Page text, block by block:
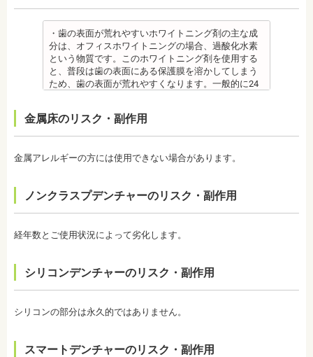
安定するまでの保定期間には個人差があるので、治
療後も歯科医師の指示を守ってください。
監修医情報 医療法人社団日坂会 理事長 日坂充宏
先生
【プロフィール】
日本大学歯学部卒業
歯学博士（口腔外科学）
溶液）を40人分一度に飲んだ場合に到達（厚生労働
省 フッ化物の急性中毒量 e-ヘルスネット）
また、フッ素を塗った場合でも、ブラッシング不足
や磨き残しがあれば虫歯はできてしまいます。フッ
素は虫歯ができにくくなるだけで、通常の歯ブラ
シ、歯間掃除などは必要です。
備考 フッ素を塗布して、歯をコーティングし虫歯に
することが可能です。特に、塗布する時期に制限が
監修医情報 菊地由利佳先生
新潟大学医歯学総合病院にて研修
・歯の表面が荒れやすいホワイトニング剤の主な成
分は、オフィスホワイトニングの場合、過酸化水素
という物質です。このホワイトニング剤を使用する
と、普段は歯の表面にある保護膜を溶かしてしまう
ため、歯の表面が荒れやすくなります。一般的に24
・ホワイトニング剤の影響で知覚過敏がおこるケー
スがあります。薬剤が歯の神経に強い刺激を与えて
ィスホワイトニングで使用する薬剤はホームホワイ
・歯科で行うホワイトニングでも1回の施術で思った
す。歯の厚みの違いやホワイトニングの作用が出に
に起こるということではなく、個人差が大きいた
続けていくことで目立たなくなることが多いです。
・白さを維持するためにはメンテナンスが必要にな
金属床のリスク・副作用
金属アレルギーの方には使用できない場合があります。
ノンクラスプデンチャーのリスク・副作用
経年数とご使用状況によって劣化します。
シリコンデンチャーのリスク・副作用
シリコンの部分は永久的ではありません。
スマートデンチャーのリスク・副作用